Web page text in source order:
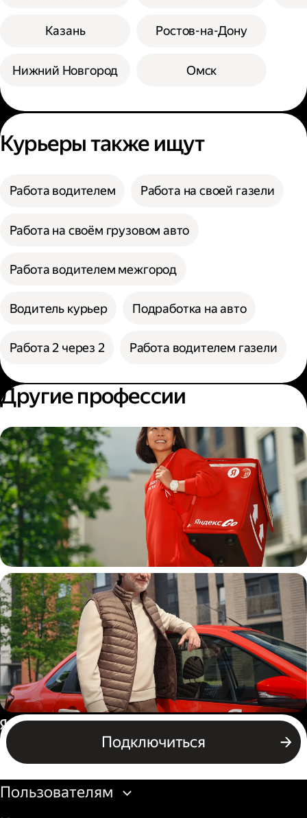
Казань
Нижний Новгород
Ростов-на-Дону
Омск
Курьеры также ищут
Работа водителем Работа на своей газели
Работа на своём грузовом авто
Работа водителем межгород
Водитель курьер Подработка на авто
Работа 2 через 2 Работа водителем газели
Другие профессии
Пеший курьер
Автокурьер
Подключиться
Россия
Бизнесу
Пользователям